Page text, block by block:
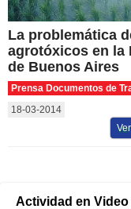
La problemática
agrotóxicos en la
de Buenos Aires
Prensa Documentos de
18-03-2014
Actividad en Video